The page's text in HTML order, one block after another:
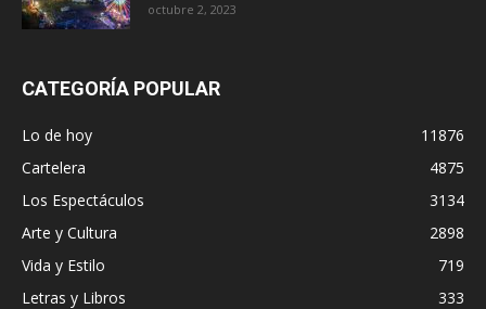
octubre 2, 2023
CATEGORÍA POPULAR
Lo de hoy
11876
Cartelera
4875
Los Espectáculos
3134
Arte y Cultura
2898
Vida y Estilo
719
Letras y Libros
333